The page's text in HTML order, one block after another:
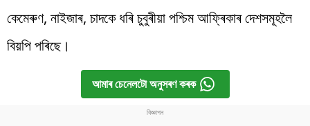
কেমেৰুণ, নাইজাৰ, চাদকে ধৰি চুবুৰীয়া পশ্চিম আফ্ৰিকাৰ দেশসমূহলৈ
বিয়পি পৰিছে।
আমাৰ চেনেলটো অনুসৰণ কৰক